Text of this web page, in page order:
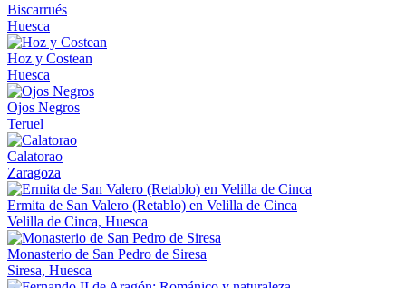
Biscarrués
Huesca
Hoz y Costean
Huesca
Ojos Negros
Teruel
Calatorao
Zaragoza
Ermita de San Valero (Retablo) en Velilla de Cinca
Velilla de Cinca, Huesca
Monasterio de San Pedro de Siresa
Siresa, Huesca